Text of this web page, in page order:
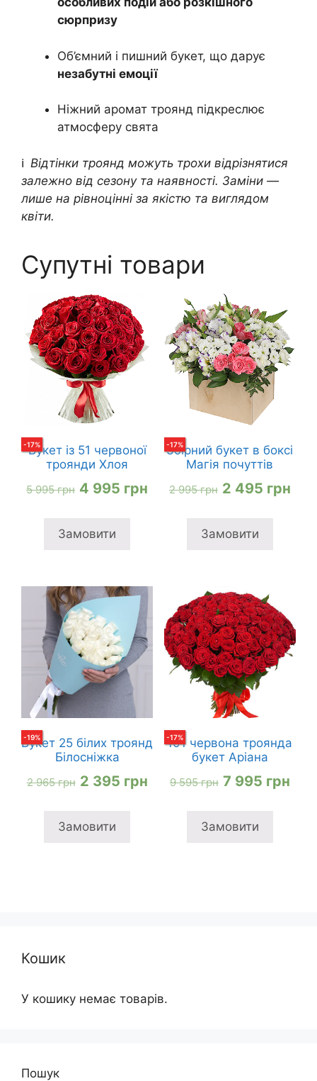
сюрпризу
Об’ємний і пишний букет, що дарує
незабутні емоції
Ніжний аромат троянд підкреслює
атмосферу свята
ℹ️ Відтінки троянд можуть трохи відрізнятися
залежно від сезону та наявності. Заміни —
лише на рівноцінні за якістю та виглядом
квіти.
Супутні товари
-17%
Букет із 51 червоної
троянди Хлоя
5 995грн Оригінальна
5
4 995 грн Поточна
Замовити
-17%
Збірний букет в боксі
Магія почуттів
2 995грн Оригінальна
2
2 495 грн
Замовити
-19%
Букет 25 білих троянд
Білосніжка
2 965грн Оригінальна
2
2 395 грнПоточна
Замовити
-17%
101 червона троянда
букет Аріана
9 595грн Оригінальна
9
7 995 грн
Замовити
Кошик
У кошику немає товарів.
Пошук